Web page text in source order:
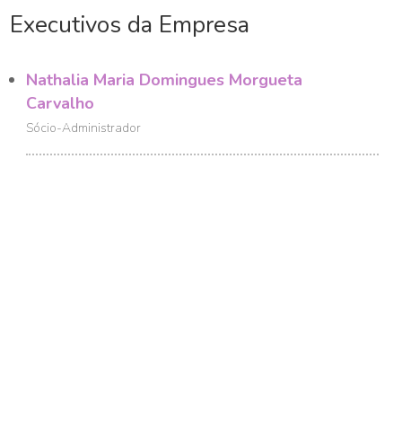
Executivos da Empresa
Nathalia Maria Domingues Morgueta
Carvalho
Sócio-Administrador